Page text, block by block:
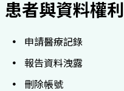
患者與資料權利
申請醫療記錄
報告資料洩露
刪除帳號